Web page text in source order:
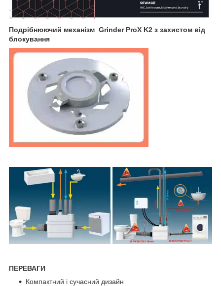
Подрібнюючий механізм Grinder ProX K2 з захистом від
блокування
ПЕРЕВАГИ
Компактний і сучасний дизайн